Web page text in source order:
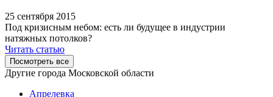
25 сентября 2015
Под кризисным небом: есть ли будущее в индустрии
натяжных потолков?
Читать статью
Посмотреть все
Другие города Московской области
Апрелевка